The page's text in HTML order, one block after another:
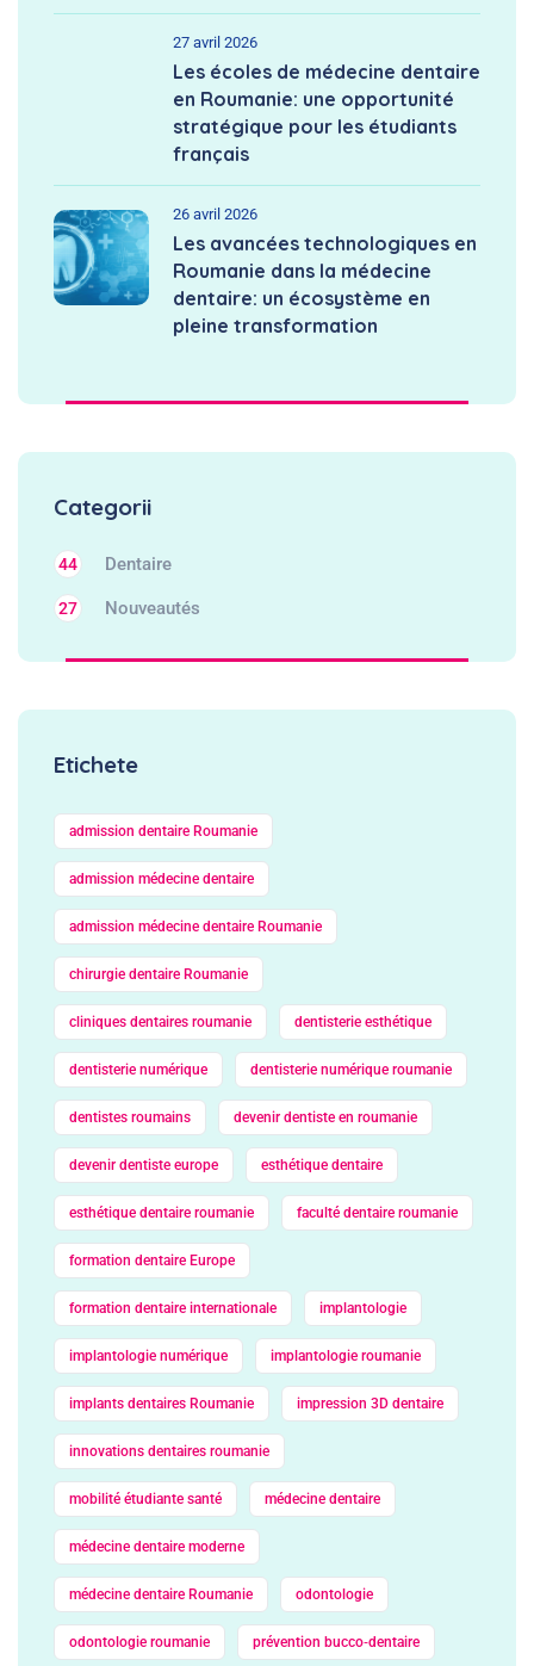
27 avril 2026
Les écoles de médecine dentaire
en Roumanie: une opportunité
stratégique pour les étudiants
français
26 avril 2026
Les avancées technologiques en
Roumanie dans la médecine
dentaire: un écosystème en
pleine transformation
Categorii
Dentaire
44
Nouveautés
27
Etichete
admission dentaire Roumanie
admission médecine dentaire
admission médecine dentaire Roumanie
chirurgie dentaire Roumanie
cliniques dentaires roumanie dentisterie esthétique
dentisterie numérique dentisterie numérique roumanie
dentistes roumains devenir dentiste en roumanie
devenir dentiste europe esthétique dentaire
esthétique dentaire roumanie faculté dentaire roumanie
formation dentaire Europe
formation dentaire internationale implantologie
implantologie numérique implantologie roumanie
implants dentaires Roumanie impression 3D dentaire
innovations dentaires roumanie
mobilité étudiante santé médecine dentaire
médecine dentaire moderne
médecine dentaire Roumanie odontologie
odontologie roumanie prévention bucco‑dentaire